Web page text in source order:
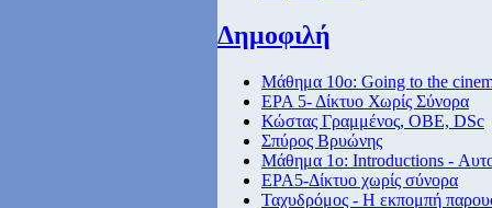
Δημοφιλή
Μάθημα 10ο: Going to the
ΕΡΑ 5- Δίκτυο Χωρίς Σύνορα
Κώστας Γραμμένος, ΟΒΕ, DSc
Σπύρος Βρυώνης
Μάθημα 1ο: Introductions -
ΕΡΑ5-Δίκτυο χωρίς σύνορα
Ταχυδρόμος - Η εκπομπή